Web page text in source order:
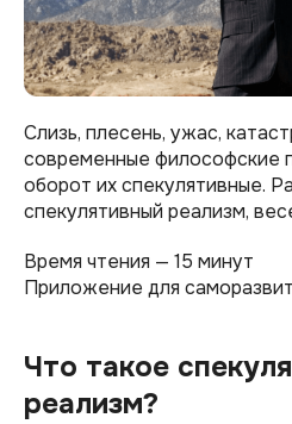
Слизь, плесень, ужас,
современные философские
оборот их спекулятивные.
спекулятивный реализм,
Время чтения — 15 минут
Приложение для
Что такое
реализм?